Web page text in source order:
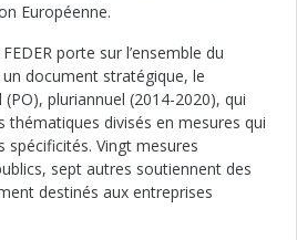
Européenne.
porte sur l’ensemble du
document stratégique, le
pluriannuel (2014-2020), qui
thématiques divisés en mesures qui
Vingt mesures
sept autres soutiennent des
destinés aux entreprises